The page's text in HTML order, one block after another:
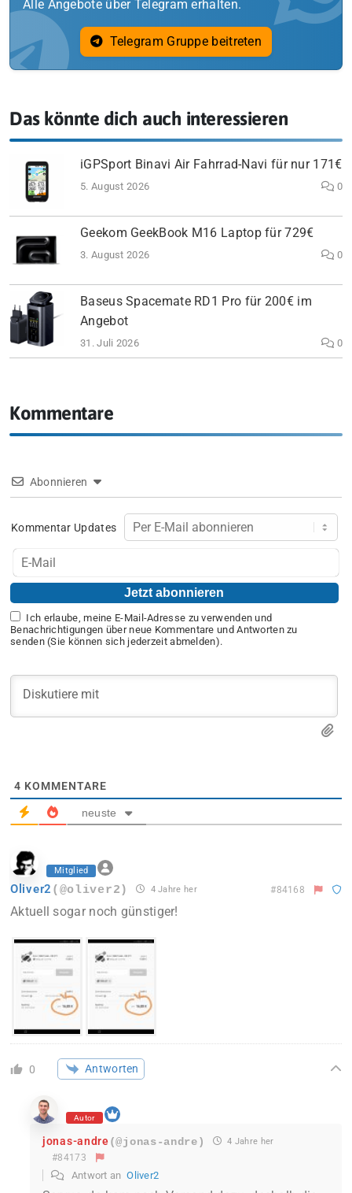
Alle Angebote über Telegram erhalten.
Telegram Gruppe beitreten
Das könnte dich auch interessieren
iGPSport Binavi Air Fahrrad-Navi für nur 171€
5. August 2026 0
Geekom GeekBook M16 Laptop für 729€
3. August 2026 0
Baseus Spacemate RD1 Pro für 200€ im
Angebot
31. Juli 2026 0
Kommentare
Abonnieren
Kommentar Updates
Ich erlaube, meine E-Mail-Adresse zu verwenden und
Benachrichtigungen über neue Kommentare und Antworten zu
senden (Sie können sich jederzeit abmelden).
4 KOMMENTARE
neuste
Mitglied
Oliver2 (@oliver2) 4 Jahre her #84168
Aktuell sogar noch günstiger!
0 Antworten
Autor
jonas-andre(@jonas-andre) 4 Jahre her
#84173
Antwort anOliver2